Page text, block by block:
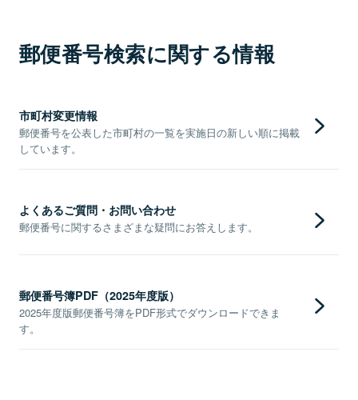
郵便番号検索に関する情報
市町村変更情報
郵便番号を公表した市町村の一覧を実施日の新しい順に掲載
しています。
よくあるご質問・お問い合わせ
郵便番号に関するさまざまな疑問にお答えします。
郵便番号簿PDF（2025年度版）
2025年度版郵便番号簿をPDF形式でダウンロードできま
す。